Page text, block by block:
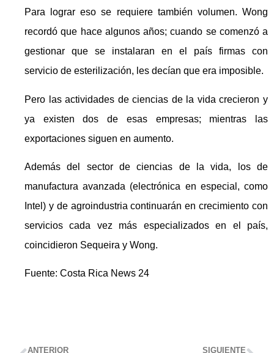
Para lograr eso se requiere también volumen. Wong
recordó que hace algunos años; cuando se comenzó a
gestionar que se instalaran en el país firmas con
servicio de esterilización, les decían que era imposible.
Pero las actividades de ciencias de la vida crecieron y
ya existen dos de esas empresas; mientras las
exportaciones siguen en aumento.
Además del sector de ciencias de la vida, los de
manufactura avanzada (electrónica en especial, como
Intel) y de agroindustria continuarán en crecimiento con
servicios cada vez más especializados en el país,
coincidieron Sequeira y Wong.
Fuente: Costa Rica News 24
ANTERIOR SIGUIENTE